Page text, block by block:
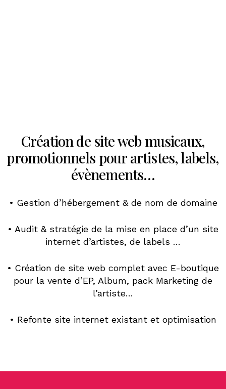
Création de site web musicaux,
promotionnels pour artistes, labels,
évènements…
• Gestion d’hébergement & de nom de domaine
• Audit & stratégie de la mise en place d’un site
internet d’artistes, de labels …
• Création de site web complet avec E-boutique
pour la vente d’EP, Album, pack Marketing de
l’artiste…
• Refonte site internet existant et optimisation